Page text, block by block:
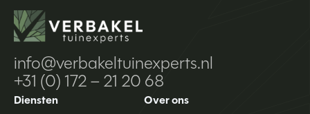
info@verbakeltuinexperts.nl
+31 (0) 172 – 21 20 68
Diensten Over ons